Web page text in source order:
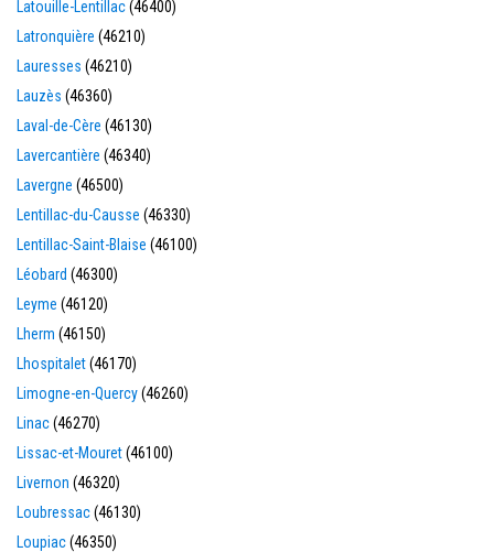
Latouille-Lentillac(46400)
Latronquière (46210)
Lauresses (46210)
Lauzès (46360)
Laval-de-Cère (46130)
Lavercantière (46340)
Lavergne (46500)
Lentillac-du-Causse (46330)
Lentillac-Saint-Blaise (46100)
Léobard (46300)
Leyme (46120)
Lherm (46150)
Lhospitalet(46170)
Limogne-en-Quercy(46260)
Linac(46270)
Lissac-et-Mouret(46100)
Livernon (46320)
Loubressac(46130)
Loupiac(46350)